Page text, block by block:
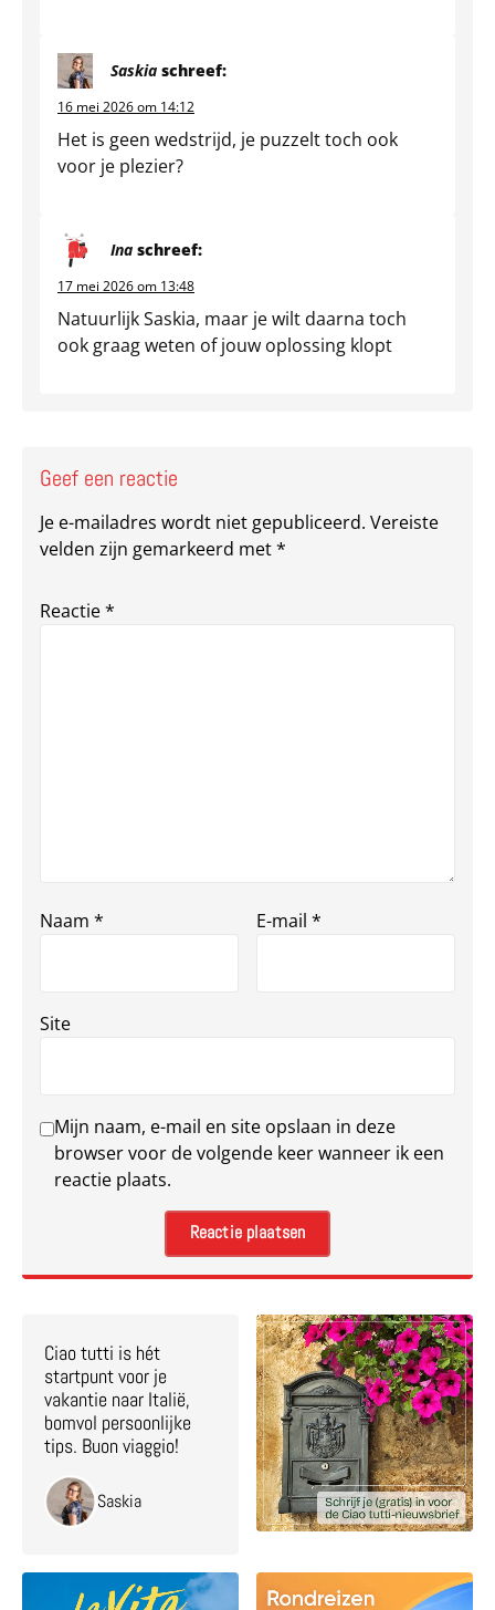
Saskia schreef:
16 mei 2026 om 14:12
Het is geen wedstrijd, je puzzelt toch ook
voor je plezier?
Ina schreef:
17 mei 2026 om 13:48
Natuurlijk Saskia, maar je wilt daarna toch
ook graag weten of jouw oplossing klopt
Geef een reactie
Je e-mailadres wordt niet gepubliceerd. Vereiste
velden zijn gemarkeerd met*
Reactie*
Naam * E-mail *
Site
Mijn naam, e-mail en site opslaan in deze
browser voor de volgende keer wanneer ik een
reactie plaats.
Ciao tutti is hét
startpunt voor je
vakantie naar Italië,
bomvol persoonlijke
tips. Buon viaggio!
Saskia